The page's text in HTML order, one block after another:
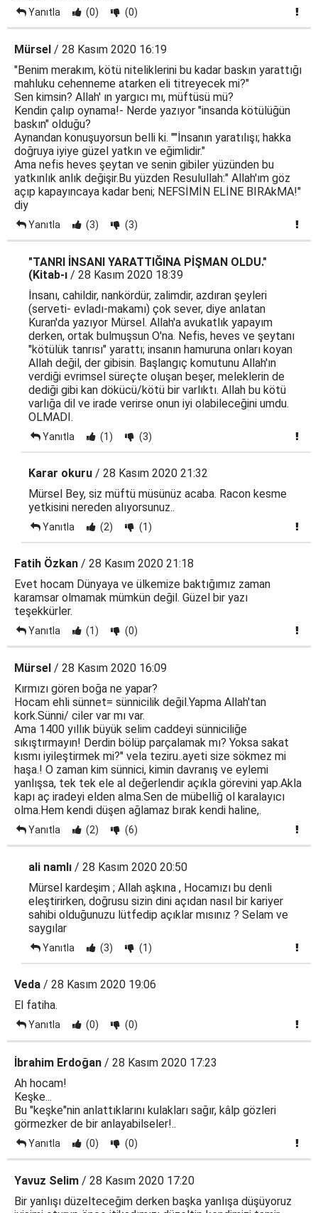
Yanıtla (0) (0)
Mürsel / 28 Kasım 2020 16:19
"Benim merakım, kötü niteliklerini bu kadar baskın yarattığı
mahluku cehenneme atarken eli titreyecek mi?"
Sen kimsin? Allah' ın yargıcı mı, müftüsü mü?
Kendin çalıp oynama!- Nerde yazıyor "insanda kötülüğün
baskın" olduğu?
Aynandan konuşuyorsun belli ki. ""İnsanın yaratılışı; hakka
doğruya iyiye güzel yatkın ve eğimlidir."
Ama nefis heves şeytan ve senin gibiler yüzünden bu
yatkınlık anlık değişir.Bu yüzden Resulullah:" Allah'ım göz
açıp kapayıncaya kadar beni; NEFSİMİN ELİNE BIRAkMA!"
diy
Yanıtla (3) (3)
"TANRI İNSANI YARATTIĞINA PİŞMAN OLDU."
(Kitab-ı / 28 Kasım 2020 18:39
İnsanı, cahildir, nankördür, zalimdir, azdıran şeyleri
(serveti- evladı-makamı) çok sever, diye anlatan
Kuran'da yazıyor Mürsel. Allah'a avukatlık yapayım
derken, ortak bulmuşsun O'na. Nefis, heves ve şeytanı
"kötülük tanrısı" yarattı; insanın hamuruna onları koyan
Allah değil, der gibisin. Başlangıç komutunu Allah'ın
verdiği evrimsel süreçte oluşan beşer, meleklerin de
dediği gibi kan dökücü/kötü bir varlıktı. Allah bu kötü
varlığa dil ve irade verirse onun iyi olabileceğini umdu.
OLMADI.
Yanıtla (1) (3)
Karar okuru / 28 Kasım 2020 21:32
Mürsel Bey, siz müftü müsünüz acaba. Racon kesme
yetkisini nereden alıyorsunuz..
Yanıtla (2) (1)
Fatih Özkan / 28 Kasım 2020 21:18
Evet hocam Dünyaya ve ülkemize baktığımız zaman
karamsar olmamak mümkün değil. Güzel bir yazı
teşekkürler.
Yanıtla (1) (0)
Mürsel / 28 Kasım 2020 16:09
Kırmızı gören boğa ne yapar?
Hocam ehli sünnet= sünnicilik değil.Yapma Allah'tan
kork.Sünni/ ciler var mı var.
Ama 1400 yıllık büyük selim caddeyi sünniciliğe
sıkıştırmayın! Derdin bölüp parçalamak mı? Yoksa sakat
kısmı iyileştirmek mi?" vela teziru..ayeti size sökmez mi
haşa.! O zaman kim sünnici, kimin davranış ve eylemi
yanlışsa, tek tek ele al değerlendir açıkla görevini yap.Akla
kapı aç iradeyi elden alma.Sen de mübelliğ ol karalayıcı
olma.Hem kendi düşen ağlamaz bırak kendi haline,.
Yanıtla (2) (6)
ali namlı / 28 Kasım 2020 20:50
Mürsel kardeşim ; Allah aşkına , Hocamızı bu denli
eleştirirken, doğrusu sizin dini açıdan nasıl bir kariyer
sahibi olduğunuzu lütfedip açıklar mısınız ? Selam ve
saygılar
Yanıtla (3) (1)
Veda / 28 Kasım 2020 19:06
El fatiha.
Yanıtla (0) (0)
İbrahim Erdoğan / 28 Kasım 2020 17:23
Ah hocam!
Keşke...
Bu "keşke"nin anlattıklarını kulakları sağır, kâlp gözleri
görmezker de bir anlayabilseler!..
Yanıtla (0) (0)
Yavuz Selim / 28 Kasım 2020 17:20
Bir yanlışı düzelteceğim derken başka yanlışa düşüyoruz